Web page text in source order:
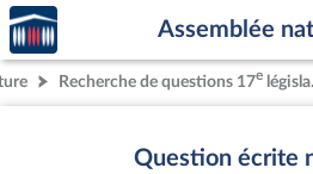
Aller au contenu
Aller en bas de la page
Accèder
à la
page
d'accueil
Assemblée
Recherche de questions 17e législature
Question écrite